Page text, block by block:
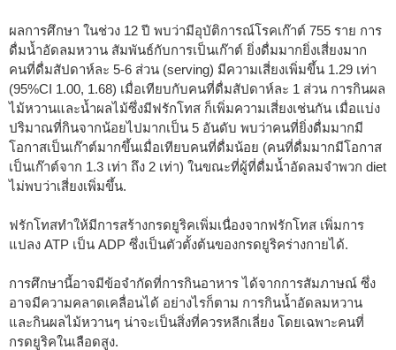
ผลการศึกษา ในช่วง 12 ปี พบว่ามีอุบัติการณ์โรคเก๊าต์ 755 ราย การ
ดื่มน้ำอัดลมหวาน สัมพันธ์กับการเป็นเก๊าต์ ยิ่งดื่มมากยิ่งเสี่ยงมาก
คนที่ดื่มสัปดาห์ละ 5-6 ส่วน (serving) มีความเสี่ยงเพิ่มขึ้น 1.29 เท่า
(95%CI 1.00, 1.68) เมื่อเทียบกับคนที่ดื่มสัปดาห์ละ 1 ส่วน การกินผล
ไม้หวานและน้ำผลไม้ซึ่งมีฟรักโทส ก็เพิ่มความเสี่ยงเช่นกัน เมื่อแบ่ง
ปริมาณที่กินจากน้อยไปมากเป็น 5 อันดับ พบว่าคนที่ยิ่งดื่มมากมี
โอกาสเป็นเก๊าต์มากขึ้นเมื่อเทียบคนที่ดื่มน้อย (คนที่ดื่มมากมีโอกาส
เป็นเก๊าต์จาก 1.3 เท่า ถึง 2 เท่า) ในขณะที่ผู้ที่ดื่มน้ำอัดลมจำพวก diet
ไม่พบว่าเสี่ยงเพิ่มขึ้น.
ฟรักโทสทำให้มีการสร้างกรดยูริคเพิ่มเนื่องจากฟรักโทส เพิ่มการ
แปลง ATP เป็น ADP ซึ่งเป็นตัวตั้งต้นของกรดยูริคร่างกายได้.
การศึกษานี้อาจมีข้อจำกัดที่การกินอาหาร ได้จากการสัมภาษณ์ ซึ่ง
อาจมีความคลาดเคลื่อนได้ อย่างไรก็ตาม การกินน้ำอัดลมหวาน
และกินผลไม้หวานๆ น่าจะเป็นสิ่งที่ควรหลีกเลี่ยง โดยเฉพาะคนที่
กรดยูริคในเลือดสูง.